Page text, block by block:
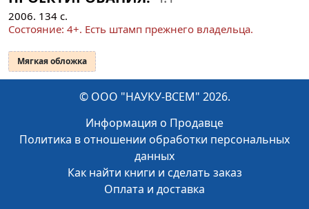
2006. 134 с.
Состояние: 4+. Есть штамп прежнего владельца.
Мягкая обложка
© ООО "НАУКУ-ВСЕМ" 2026.
Информация о Продавце
Политика в отношении обработки персональных
данных
Как найти книги и сделать заказ
Оплата и доставка